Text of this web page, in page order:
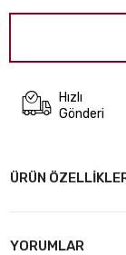
Hızlı
Gönderi
ÜRÜN
YORUMLAR